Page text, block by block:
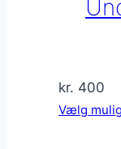
kr. 400
Vælg